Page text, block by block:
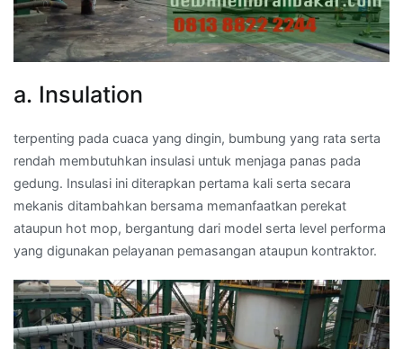
a. Insulation
terpenting pada cuaca yang dingin, bumbung yang rata serta
rendah membutuhkan insulasi untuk menjaga panas pada
gedung. Insulasi ini diterapkan pertama kali serta secara
mekanis ditambahkan bersama memanfaatkan perekat
ataupun hot mop, bergantung dari model serta level performa
yang digunakan pelayanan pemasangan ataupun kontraktor.